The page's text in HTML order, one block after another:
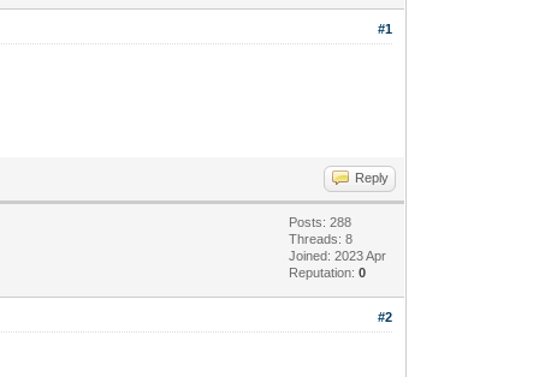
#1
Reply
Posts: 288
Threads: 8
Joined: 2023 Apr
Reputation:0
#2